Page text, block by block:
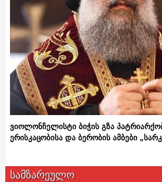
ვიოლონჩელისტი ბიჭის გზა
ერისკაცობისა და ბერობის ამბები
სამზარეულო